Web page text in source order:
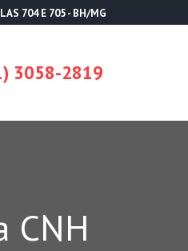
704 E 705 - BH/MG
3058-2819
CNH